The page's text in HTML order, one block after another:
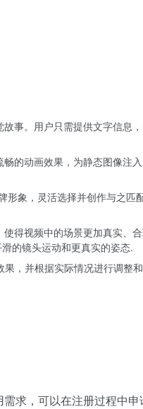
事。用户只需提供文字信息，
的动画效果，为静态图像注
象，灵活选择并创作与之匹
得视频中的场景更加真实、
的镜头运动和更真实的姿态.
，并根据实际情况进行调整
求，可以在注册过程中申